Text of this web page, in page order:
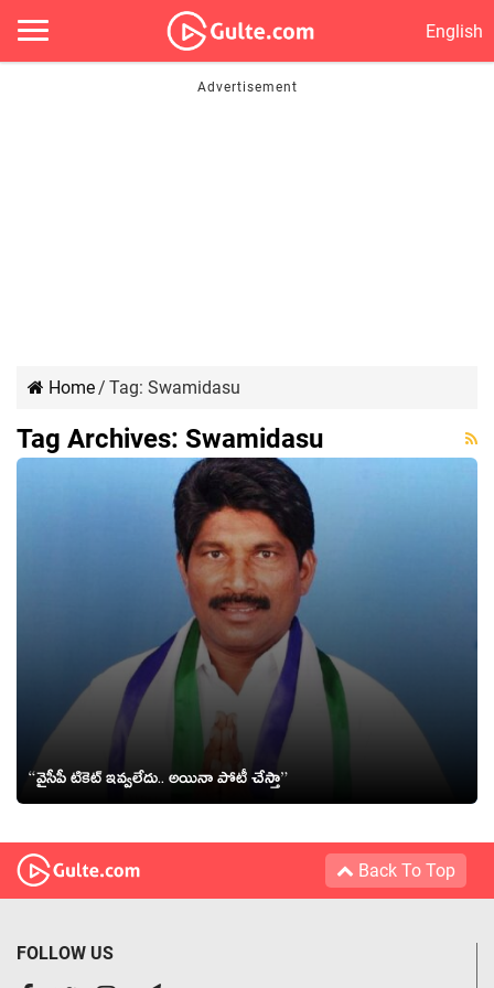
English
Home/ Tag: Swamidasu
Tag Archives: Swamidasu
“వైసీపీ టికెట్ ఇవ్వ‌లేదు.. అయినా పోటీ చేస్తా”
Back To Top
FOLLOW US